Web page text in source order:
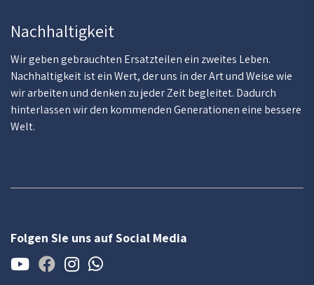
Nachhaltigkeit
Wir geben gebrauchten Ersatzteilen ein zweites Leben.
Nachhaltigkeit ist ein Wert, der uns in der Art und Weise wie
wir arbeiten und denken zu jeder Zeit begleitet. Dadurch
hinterlassen wir den kommenden Generationen eine bessere
Welt.
Folgen Sie uns auf Social Media